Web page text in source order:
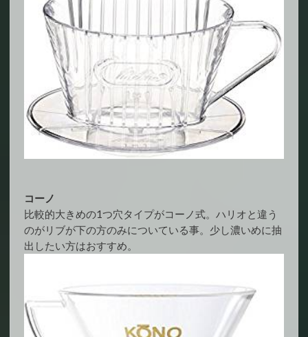
コーノ
比較的大きめの1つ穴タイプがコーノ式。ハリオと違う
のがリブが下の方のみについている事。少し濃いめに抽
出したい方はおすすめ。